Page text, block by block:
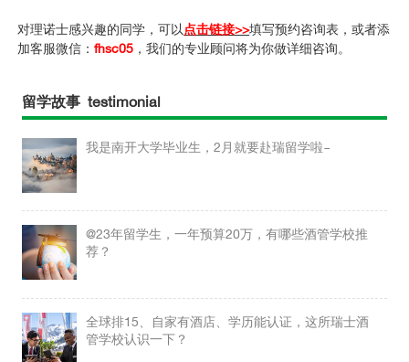
对理诺士感兴趣的同学，可以 点击链接>>填写预约咨询表，或者添
加客服微信：fhsc05 ，我们的专业顾问将为你做详细咨询。
留学故事 testimonial
我是南开大学毕业生，2月就要赴瑞留学啦~
@23年留学生，一年预算20万，有哪些酒管学校推
荐？
全球排15、自家有酒店、学历能认证，这所瑞士酒
管学校认识一下？